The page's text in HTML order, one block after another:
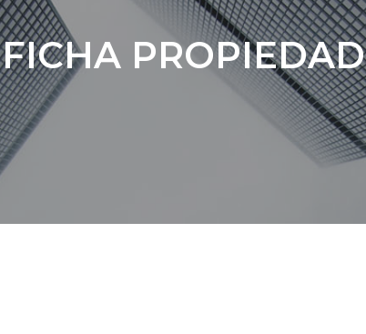
FICHA PROPIEDAD